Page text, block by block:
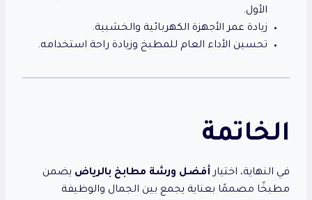
الأول.
زيادة عمر الأجهزة الكهربائية والخشبية.
تحسين الأداء العام للمطبخ وزيادة راحة استخدامه.
الخاتمة
في النهاية، اختيار أفضل ورشة مطابخ بالرياض يضمن
مطبخًا مصممًا بعناية يجمع بين الجمال والوظيفة